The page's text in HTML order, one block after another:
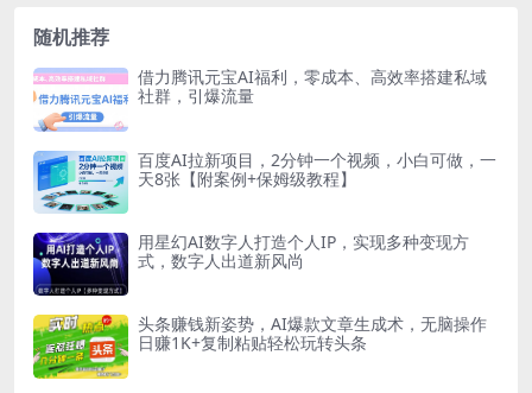
随机推荐
借力腾讯元宝AI福利，零成本、高效率搭建私域
社群，引爆流量
百度AI拉新项目，2分钟一个视频，小白可做，一
天8张【附案例+保姆级教程】
用星幻AI数字人打造个人IP，实现多种变现方
式，数字人出道新风尚
头条赚钱新姿势，AI爆款文章生成术，无脑操作
日赚1K+复制粘贴轻松玩转头条